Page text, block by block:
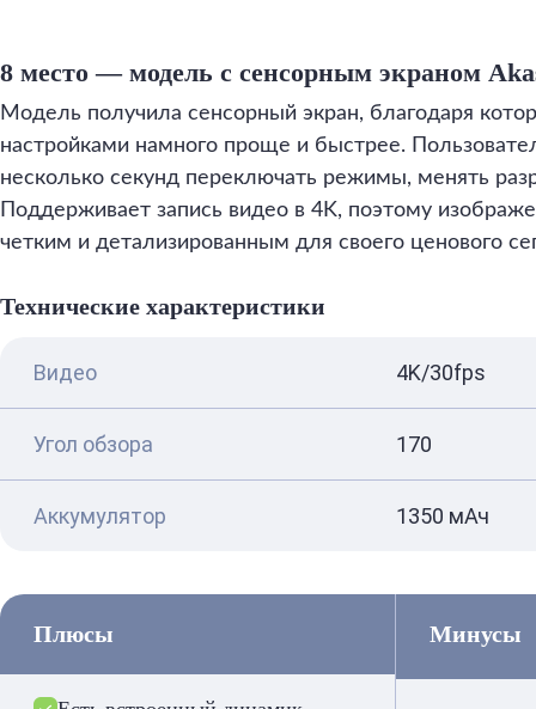
8 место — модель с сенсорным экраном
Модель получила сенсорный экран, благодаря
настройками намного проще и быстрее.
несколько секунд переключать режимы, менять
Поддерживает запись видео в 4K, поэтому
четким и детализированным для своего ценового
Технические характеристики
Видео 4K/30fps
Угол обзора 170
Аккумулятор 1350 мАч
Плюсы Минусы